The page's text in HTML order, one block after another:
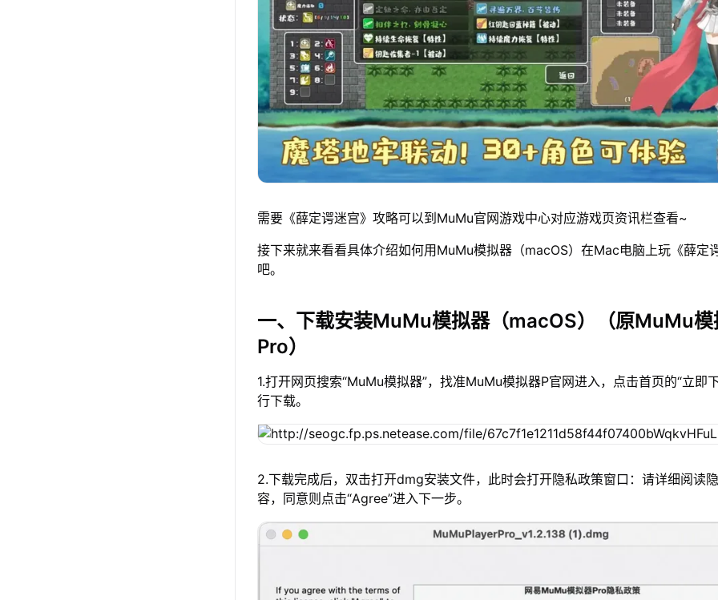
需要《薛定谔迷宫》攻略可以到MuMu官网游戏中心对应游戏页资讯栏查看~
接下来就来看看具体介绍如何用MuMu模拟器（macOS）在Mac电脑上玩《薛定
吧。
一、下载安装MuMu模拟器（macOS）（原MuMu模
Pro）
1.打开网页搜索“MuMu模拟器”，找准MuMu模拟器P官网进入，点击首页的“立即
行下载。
2.下载完成后，双击打开dmg安装文件，此时会打开隐私政策窗口：请详细阅读
容，同意则点击“Agree”进入下一步。